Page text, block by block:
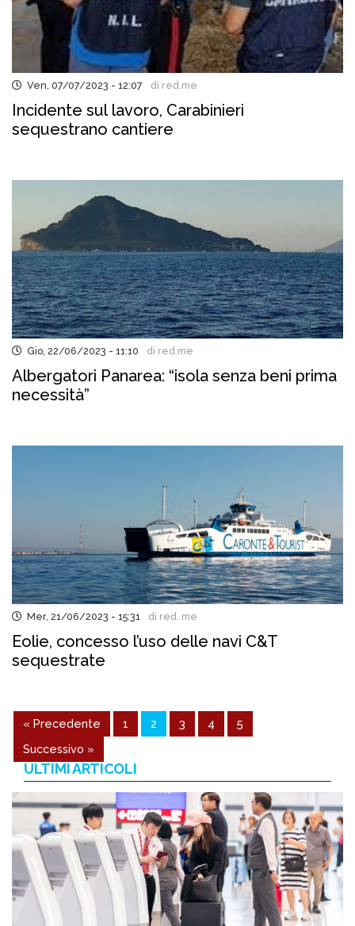
Ven, 07/07/2023 - 12:07 di red.me
Incidente sul lavoro, Carabinieri
sequestrano cantiere
Gio, 22/06/2023 - 11:10 di red.me
Albergatori Panarea: “isola senza beni prima
necessità”
Mer, 21/06/2023 - 15:31 di red..me
Eolie, concesso l’uso delle navi C&T
sequestrate
« Precedente 1 2 3 4
5
Successivo »
ULTIMI ARTICOLI